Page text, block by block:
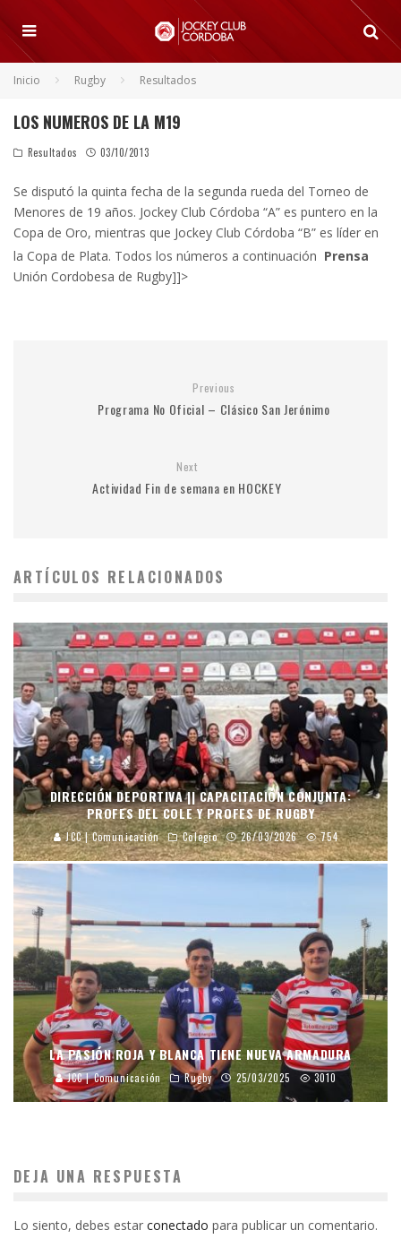
Inicio Rugby Resultados
LOS NUMEROS DE LA M19
Resultados 03/10/2013
Se disputó la quinta fecha de la segunda rueda del Torneo de
Menores de 19 años. Jockey Club Córdoba “A” es puntero en la
Copa de Oro, mientras que Jockey Club Córdoba “B” es líder en
la Copa de Plata. Todos los números a continuación Prensa
Unión Cordobesa de Rugby]]>
Previous
Programa No Oficial – Clásico San Jerónimo
Next
Actividad Fin de semana en HOCKEY
ARTÍCULOS RELACIONADOS
DIRECCIÓN DEPORTIVA || CAPACITACIÓN CONJUNTA:
PROFES DEL COLE Y PROFES DE RUGBY
JCC | Comunicación Colegio 26/03/2026 754
LA PASIÓN ROJA Y BLANCA TIENE NUEVA ARMADURA
JCC | Comunicación Rugby 25/03/2025 3010
DEJA UNA RESPUESTA
Lo siento, debes estar conectado para publicar un comentario.